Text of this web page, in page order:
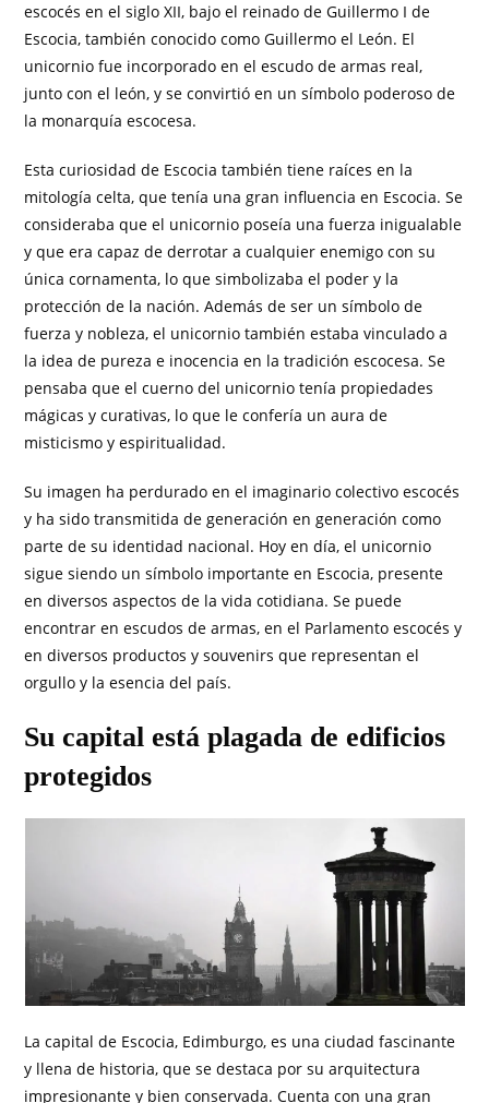
escocés en el siglo XII, bajo el reinado de Guillermo I de
Escocia, también conocido como Guillermo el León. El
unicornio fue incorporado en el escudo de armas real,
junto con el león, y se convirtió en un símbolo poderoso de
la monarquía escocesa.
Esta curiosidad de Escocia también tiene raíces en la
mitología celta, que tenía una gran influencia en Escocia. Se
consideraba que el unicornio poseía una fuerza inigualable
y que era capaz de derrotar a cualquier enemigo con su
única cornamenta, lo que simbolizaba el poder y la
protección de la nación. Además de ser un símbolo de
fuerza y nobleza, el unicornio también estaba vinculado a
la idea de pureza e inocencia en la tradición escocesa. Se
pensaba que el cuerno del unicornio tenía propiedades
mágicas y curativas, lo que le confería un aura de
misticismo y espiritualidad.
Su imagen ha perdurado en el imaginario colectivo escocés
y ha sido transmitida de generación en generación como
parte de su identidad nacional. Hoy en día, el unicornio
sigue siendo un símbolo importante en Escocia, presente
en diversos aspectos de la vida cotidiana. Se puede
encontrar en escudos de armas, en el Parlamento escocés y
en diversos productos y souvenirs que representan el
orgullo y la esencia del país.
Su capital está plagada de edificios
protegidos
La capital de Escocia, Edimburgo, es una ciudad fascinante
y llena de historia, que se destaca por su arquitectura
impresionante y bien conservada. Cuenta con una gran